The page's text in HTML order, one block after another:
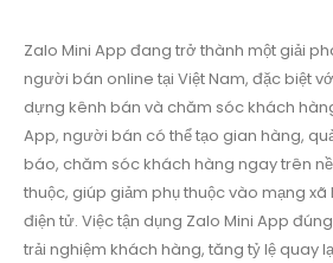
Zalo Mini App đang trở thành một giải
người bán online tại Việt Nam, đặc biệt
dựng kênh bán và chăm sóc khách
App, người bán có thể tạo gian hàng,
báo, chăm sóc khách hàng ngay trên
thuộc, giúp giảm phụ thuộc vào mạng
điện tử. Việc tận dụng Zalo Mini App
trải nghiệm khách hàng, tăng tỷ lệ quay